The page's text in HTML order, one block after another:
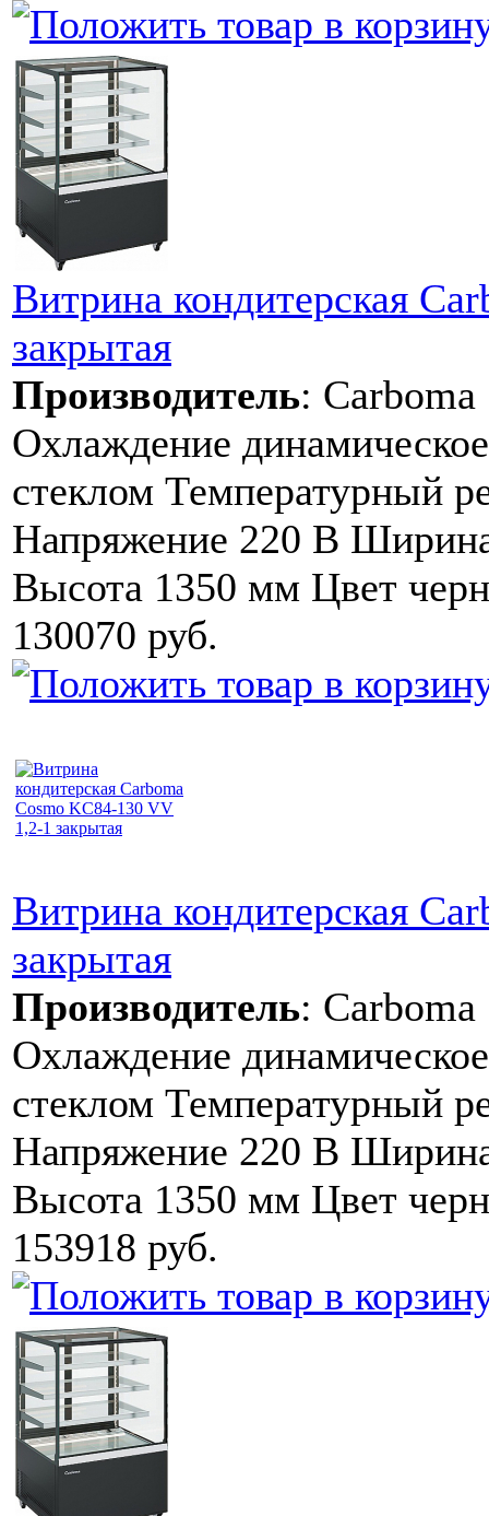
Витрина кондитерская
закрытая
Производитель: Carboma
Охлаждение
стеклом Температурный
Напряжение 220 В
Высота 1350 мм Цвет
130070 руб.
Витрина кондитерская
закрытая
Производитель: Carboma
Охлаждение
стеклом Температурный
Напряжение 220 В
Высота 1350 мм Цвет
153918 руб.